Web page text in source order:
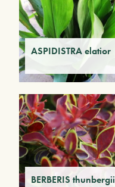
ASPIDISTRA elatior
BERBERIS thunbergii